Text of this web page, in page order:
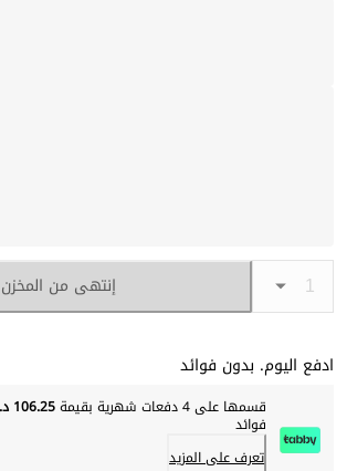
إنتهى من المخزن
ادفع اليوم. بدون فوائد
قسمها على 4 دفعات شهرية بقيمة 106.25 د.إ
فوائد
تعرف على المزيد